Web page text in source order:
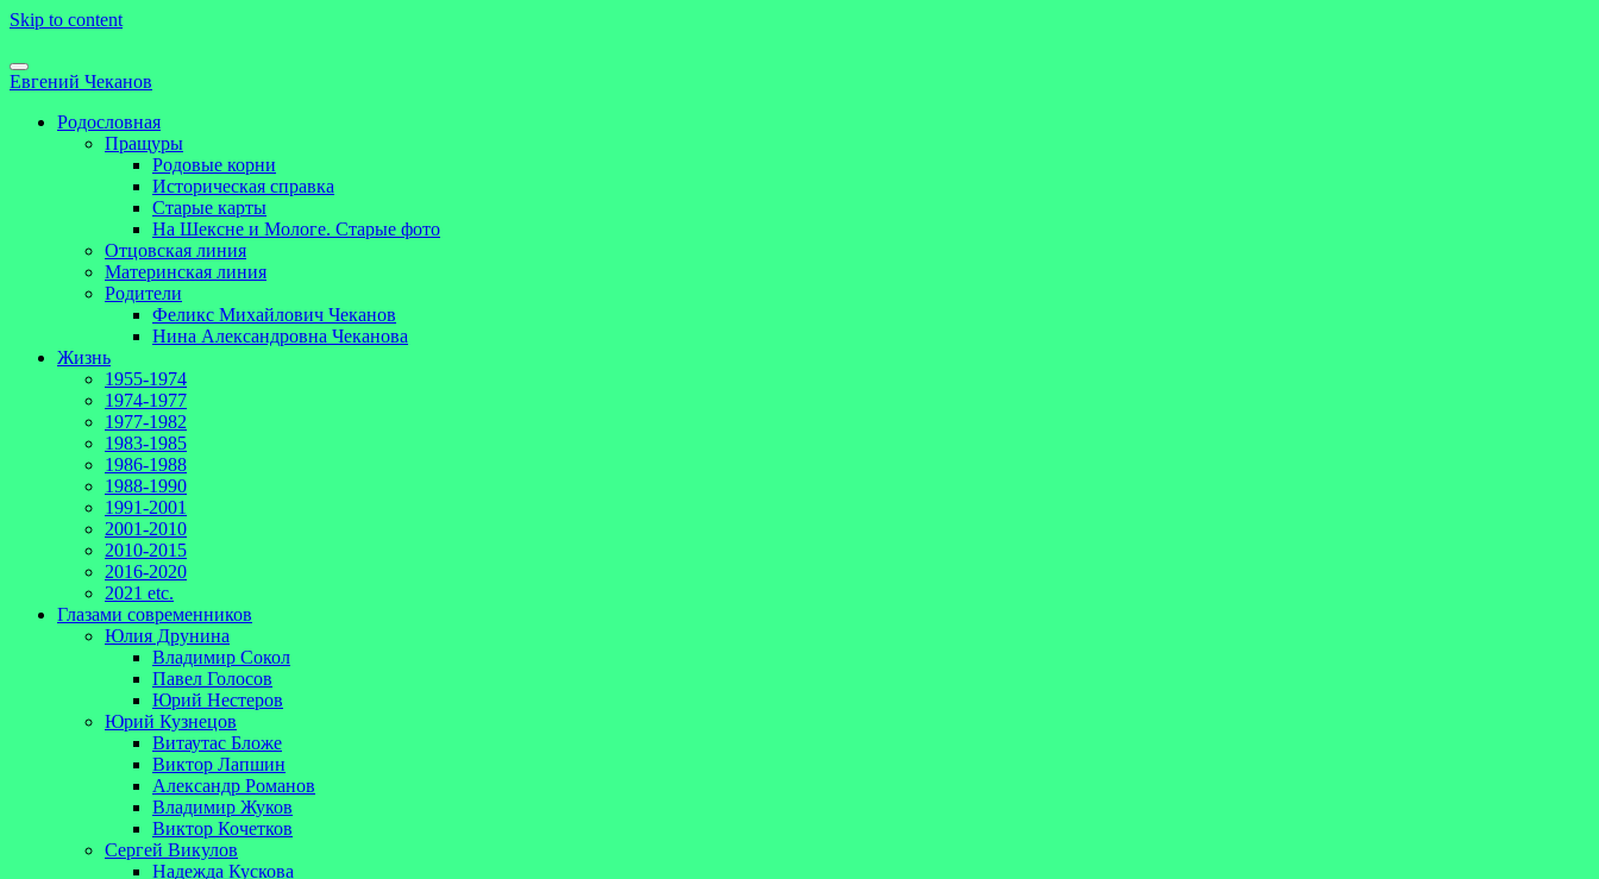
Skip to content
Евгений Чеканов
Родословная
Пращуры
Родовые корни
Историческая справка
Старые карты
На Шексне и Мологе. Старые фото
Отцовская линия
Материнская линия
Родители
Феликс Михайлович Чеканов
Нина Александровна Чеканова
Жизнь
1955-1974
1974-1977
1977-1982
1983-1985
1986-1988
1988-1990
1991-2001
2001-2010
2010-2015
2016-2020
2021 etc.
Глазами современников
Юлия Друнина
Владимир Сокол
Павел Голосов
Юрий Нестеров
Юрий Кузнецов
Витаутас Бложе
Виктор Лапшин
Александр Романов
Владимир Жуков
Виктор Кочетков
Сергей Викулов
Надежда Кускова